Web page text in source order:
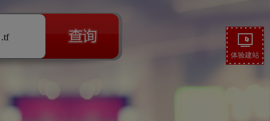
.tf
体验建站